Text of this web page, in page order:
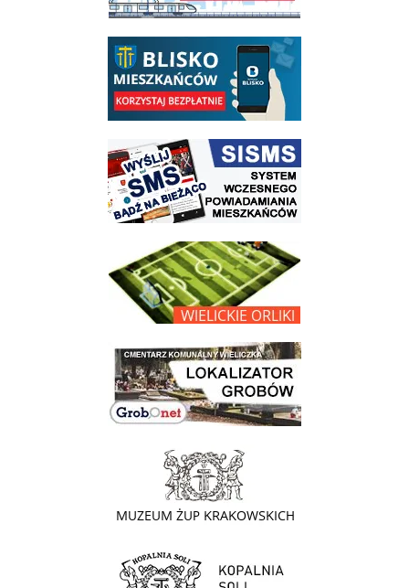
link do opisu aplikacji - BLISKO, Gmina Wieliczka w aplikacji Blisko
link do strony systemu wczesnego ostrzegania mieszkańców SISMS
link do opisu projektu Wielickie Orliki
link do lokalizatora grobów na wielickim cmentarzu - grobnet
link do strony - Muzeum Żup Krakowskich Wieliczka
link do strony Kopalni Soli Wieliczka